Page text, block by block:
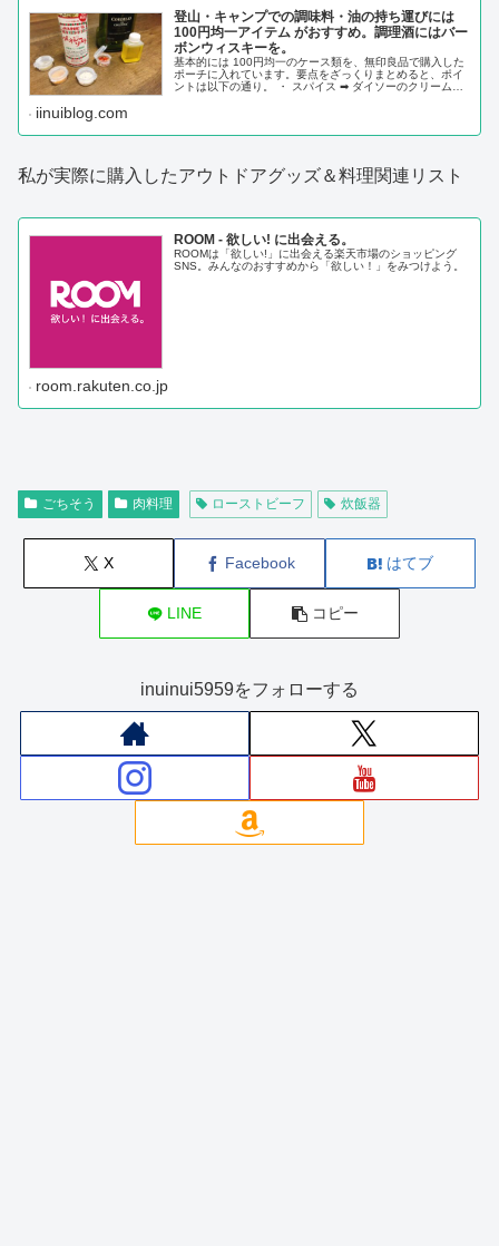
登山・キャンプでの調味料・油の持ち運びには
100円均一アイテム がおすすめ。調理酒にはバー
ボンウィスキーを。
基本的には 100円均一のケース類を、無印良品で購入した
ポーチに入れています。要点をざっくりまとめると、ポイ
ントは以下の通り。 ・ スパイス ➡ ダイソーのクリームケ
は、大体どこでもOK
iinuiblog.com
私が実際に購入したアウトドアグッズ＆料理関連リスト
ROOM - 欲しい! に出会える。
ROOMは「欲しい!」に出会える楽天市場のショッピング
SNS。みんなのおすすめから「欲しい！」をみつけよう。
room.rakuten.co.jp
ごちそう 肉料理 ローストビーフ 炊飯器
X Facebook はてブ
LINE コピー
inuinui5959をフォローする